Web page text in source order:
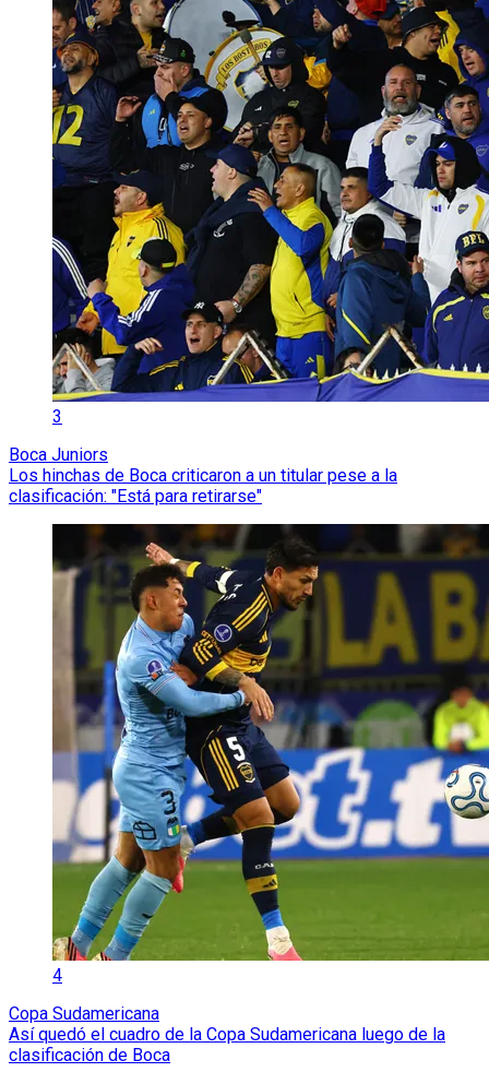
3
Boca Juniors
Los hinchas de Boca criticaron a un titular pese a la
clasificación: "Está para retirarse"
4
Copa Sudamericana
Así quedó el cuadro de la Copa Sudamericana luego de la
clasificación de Boca